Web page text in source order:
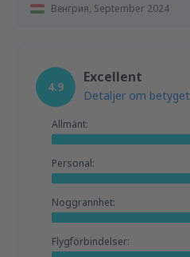
Венгрия, September 2024
4.9
Excellent
Detaljer om betyget
Allmänt:
Personal:
Noggrannhet:
Flygförbindelser: